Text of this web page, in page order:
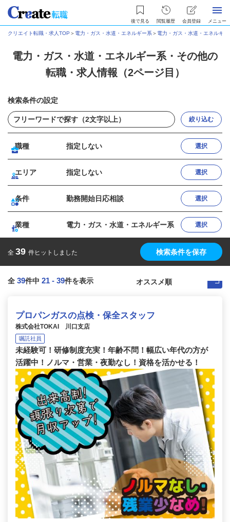
後で見る 閲覧履歴 会員登録 メニュー
クリエイト転職・求人TOP ＞ 電力・ガス・水道・エネルギー系＞ 電力・ガス・水道・エネルギ
電力・ガス・水道・エネルギー系・その他の
転職・求人情報（2ページ目）
検索条件の設定
絞り込む
職種 指定しない 選択
エリア 指定しない 選択
条件 勤務開始日応相談 選択
業種 電力・ガス・水道・エネルギー系 選択
全 39 件ヒットしました 検索条件を保存
全 39件中 21 - 39件を表示
プロパンガスの点検・保全スタッフ
株式会社TOKAI 川口支店
嘱託社員
未経験可！研修制度充実！年齢不問！幅広い年代の方が
活躍中！ノルマ・営業・夜勤なし！資格を活かせる！